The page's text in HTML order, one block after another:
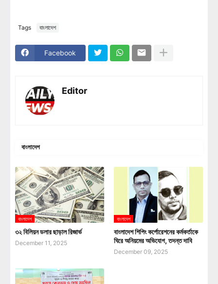
Tags বাংলাদেশ
Facebook
Editor
বাংলাদেশ
বাংলাদেশ
৩২ বিলিয়ন ডলার ছাড়াল রিজার্ভ
December 11, 2025
বাংলাদেশ
বাংলাদেশ শিপিং কর্পোরেশনের কর্মকর্তাকে
ঘিরে অনিয়মের অভিযোগ, তদন্ত দাবি
December 09, 2025